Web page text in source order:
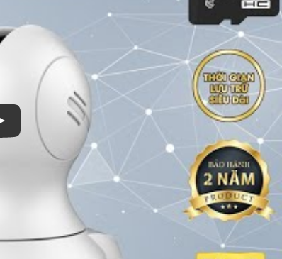
video Lắp Camera Giá Bao Nhiêu